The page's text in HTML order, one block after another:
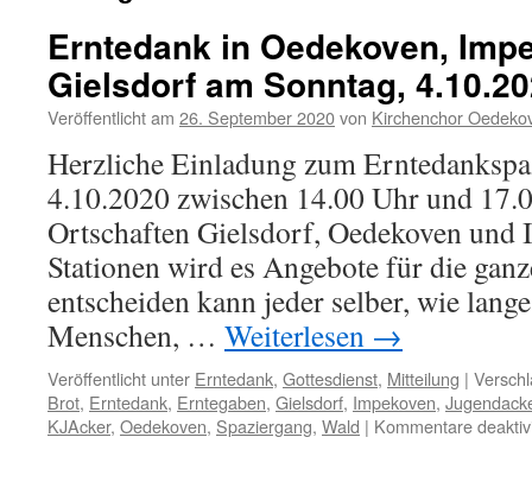
Erntedank in Oedekoven,
Gielsdorf am Sonntag,
Veröffentlicht am 26. September 2020von Kirchenchor
Herzliche Einladung zum
4.10.2020 zwischen 14.00 Uhr und
Ortschaften Gielsdorf, Oedekoven und
Stationen wird es Angebote für die
entscheiden kann jeder selber, wie
Menschen, … Weiterlesen →
Veröffentlicht unter Erntedank, Gottesdienst, Mitteilung |
Brot, Erntedank, Erntegaben, Gielsdorf, Impekoven,
KJAcker, Oedekoven, Spaziergang, Wald | Kommentare